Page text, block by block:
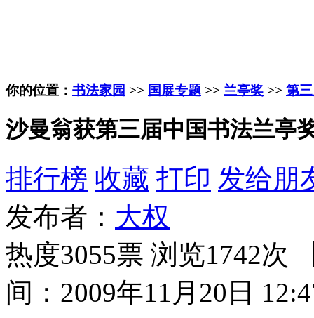
你的位置： 书法家园 >> 国展专题 >> 兰亭奖 >> 第
沙曼翁获第三届中国书法兰亭
排行榜 收藏 打印 发给朋
发布者： 大权
热度3055票 浏览1742次
间：2009年11月20日